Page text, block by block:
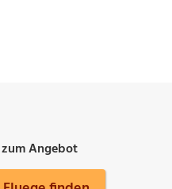
zum Angebot